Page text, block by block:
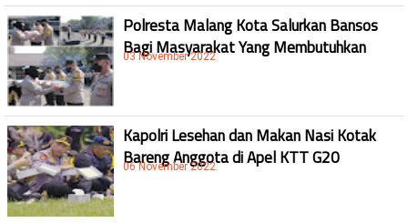
Polresta Malang Kota Salurkan Bansos
Bagi Masyarakat Yang Membutuhkan
03 November 2022
Kapolri Lesehan dan Makan Nasi Kotak
Bareng Anggota di Apel KTT G20
06 November 2022